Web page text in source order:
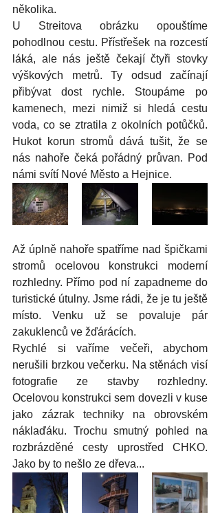
několika.
U Streitova obrázku opouštíme
pohodlnou cestu. Přístřešek na rozcestí
láká, ale nás ještě čekají čtyři stovky
výškových metrů. Ty odsud začínají
přibývat dost rychle. Stoupáme po
kamenech, mezi nimiž si hledá cestu
voda, co se ztratila z okolních potůčků.
Hukot korun stromů dává tušit, že se
nás nahoře čeká pořádný průvan. Pod
námi svítí Nové Město a Hejnice.
Až úplně nahoře spatříme nad špičkami
stromů ocelovou konstrukci moderní
rozhledny. Přímo pod ní zapadneme do
turistické útulny. Jsme rádi, že je tu ještě
místo. Venku už se povaluje pár
zakuklenců ve žďárácích.
Rychlé si vaříme večeři, abychom
nerušili brzkou večerku. Na stěnách visí
fotografie ze stavby rozhledny.
Ocelovou konstrukci sem dovezli v kuse
jako zázrak techniky na obrovském
náklaďáku. Trochu smutný pohled na
rozbrázděné cesty uprostřed CHKO.
Jako by to nešlo ze dřeva...